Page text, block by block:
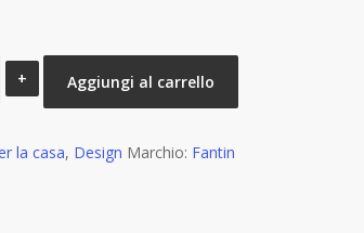
Aggiungi al carrello
la casa, Design Marchio: Fantin